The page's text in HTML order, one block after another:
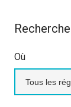
Recherche
Où